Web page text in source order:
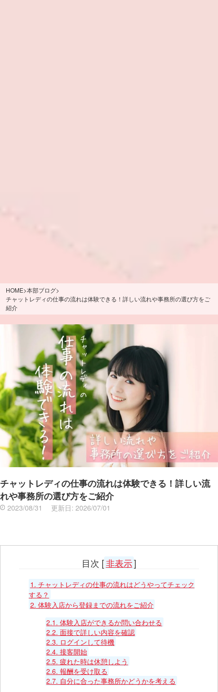
HOME>本部ブログ>
チャットレディの仕事の流れは体験できる！詳しい流れや事務所の選び方をご
紹介
チャットレディの仕事の流れは体験できる！詳しい流
れや事務所の選び方をご紹介
2023/08/31 更新日: 2026/07/01
目次 [非表示]
1. チャットレディの仕事の流れはどうやってチェック
する？
2. 体験入店から登録までの流れをご紹介
2.1. 体験入店ができるか問い合わせる
2.2. 面接で詳しい内容を確認
2.3. ログインして待機
2.4. 接客開始
2.5. 疲れた時は休憩しよう
2.6. 報酬を受け取る
2.7. 自分に合った事務所かどうかを考える